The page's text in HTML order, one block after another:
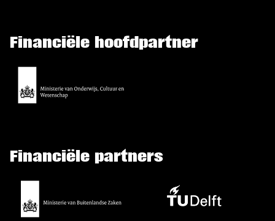
Financiële hoofdpartner
Financiële partners